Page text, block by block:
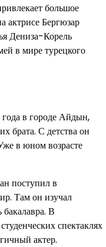
большое
актрисе Бергюзар
Дениза-Корель
в мире турецкого
в городе Айдын,
брата. С детства он
в юном возрасте
поступил в
Там он изучал
бакалавра. В
спектаклях
актер.